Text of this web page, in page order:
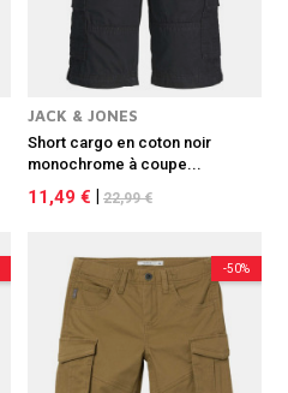
JACK & JONES
Short cargo en coton noir
monochrome à coupe...
11,49 € 22,99 €
-50%